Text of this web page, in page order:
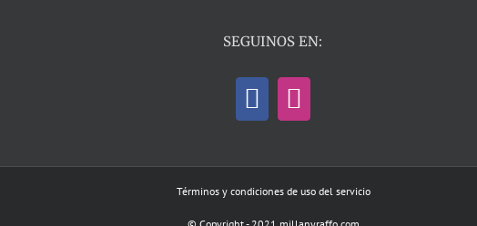
SEGUINOS EN:
Términos y condiciones de uso del servicio